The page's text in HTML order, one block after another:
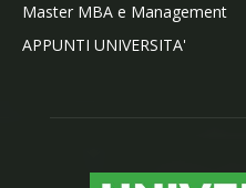
Master MBA e Management
APPUNTI UNIVERSITA'